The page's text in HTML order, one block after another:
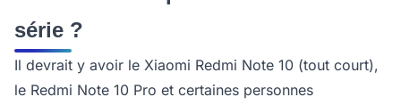
série ?
Il devrait y avoir le Xiaomi Redmi Note 10 (tout court),
le Redmi Note 10 Pro et certaines personnes